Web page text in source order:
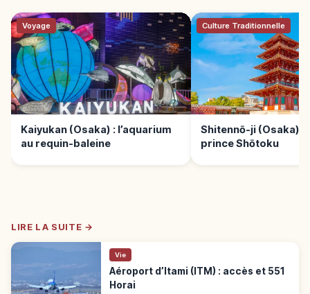
Voyage
Kaiyukan (Osaka) : l’aquarium
au requin-baleine
Culture Traditionnelle
Shitennō-ji (Osaka) :
prince Shōtoku
LIRE LA SUITE →
Vie
Aéroport d’Itami (ITM) : accès et 551
Horai